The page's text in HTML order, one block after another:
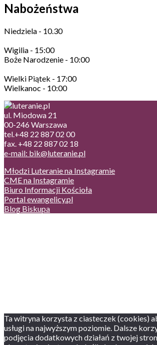
Nabożeństwa
Niedziela - 10.30
Wigilia - 15:00
Boże Narodzenie - 10:00
Wielki Piątek - 17:00
Wielkanoc - 10:00
ul. Miodowa 21
00-246 Warszawa
tel.+48 22 887 02 00
fax. +48 22 887 02 18
e-mail: bik@luteranie.pl
Młodzi Luteranie na Instagramie
CME na Instagramie
Biuro Informacji Kościoła
Portal ewangelicy.pl
Blog Biskupa
Ta witryna korzysta z ciasteczek (cookies)
usługi na najwyższym poziomie. Dalsze
podjęcia dodatkowych działań z twojej